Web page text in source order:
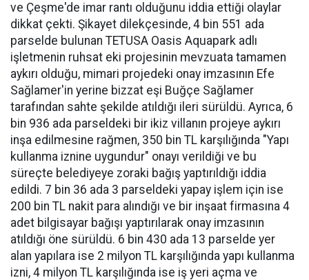
ve Çeşme'de imar rantı olduğunu iddia ettiği olaylar
dikkat çekti. Şikayet dilekçesinde, 4 bin 551 ada
parselde bulunan TETUSA Oasis Aquapark adlı
işletmenin ruhsat eki projesinin mevzuata tamamen
aykırı olduğu, mimari projedeki onay imzasının Efe
Sağlamer'in yerine bizzat eşi Buğçe Sağlamer
tarafından sahte şekilde atıldığı ileri sürüldü. Ayrıca, 6
bin 936 ada parseldeki bir ikiz villanın projeye aykırı
inşa edilmesine rağmen, 350 bin TL karşılığında "Yapı
kullanma iznine uygundur" onayı verildiği ve bu
süreçte belediyeye zoraki bağış yaptırıldığı iddia
edildi. 7 bin 36 ada 3 parseldeki yapay işlem için ise
200 bin TL nakit para alındığı ve bir inşaat firmasına 4
adet bilgisayar bağışı yaptırılarak onay imzasının
atıldığı öne sürüldü. 6 bin 430 ada 13 parselde yer
alan yapılara ise 2 milyon TL karşılığında yapı kullanma
izni, 4 milyon TL karşılığında ise iş yeri açma ve